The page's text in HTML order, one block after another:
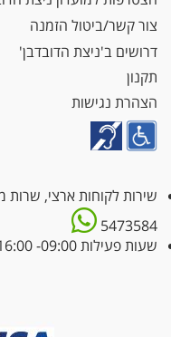
צור קשר/ביטול הזמנה
דרושים ב'ניצת הדובדבן'
תקנון
הצהרת נגישות
שירות לקוחות ארצי,
5473584
שעות פעילות 09:00- 16:00